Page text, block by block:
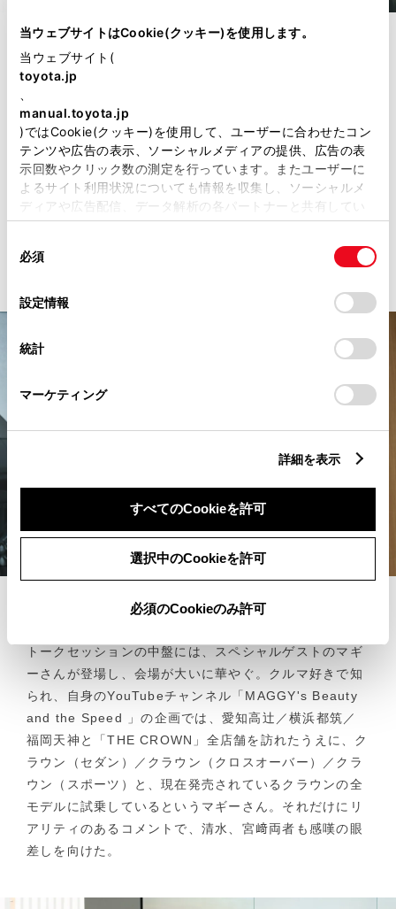
当ウェブサイトはCookie(クッキー)を使用します。
当ウェブサイト(
toyota.jp
manual.toyota.jp
)ではCookie(クッキー)を使用して、ユーザーに合わせたコン
テンツや広告の表示、ソーシャルメディアの提供、広告の表
示回数やクリック数の測定を行っています。またユーザーに
よるサイト利用状況についても情報を収集し、ソーシャルメ
ディアや広告配信、データ解析の各パートナーと共有してい
ます。各パートナーは、ここで収集された情報とユーザーが
各パートナーに提供した他の情報、ユーザーが各パートナー
のサービスを使用したときに収集した他の情報を組み合わせ
るとCookie(クッキー)に同意したこととなります。
「すべてのCookieを許可」をクリックすることで、お客様の
デバイスにすべてのCookie(クッキー)が保存されることに同
設定の変更、同意を撤回したりするにあたっては、当社の「
」をご覧ください。
択
必須
設定情報
統計
マーケティング
詳細を表示
すべてのCookieを許可
選択中のCookieを許可
必須のCookieのみ許可
クラウン チーフデザイナー 宮﨑満則
「新しい可能性に挑戦し続けるクラウン」と題するトー
クセッションには、クラウン チーフデザイナーの宮﨑満
則も参加した。
「他のTHE CROWNでも、お客様や開発の方々と交流で
きるイベントに参加させていただきました。印象深いの
は、若いお客様が増えていること」と、クラウンの変化
や進化に共感してくれるお客様が増えていることをあら
ためて感じたと語る。
トークセッションの中盤には、スペシャルゲストのマギ
ーさんが登場し、会場が大いに華やぐ。クルマ好きで知
られ、自身のYouTubeチャンネル「MAGGY's Beauty
and the Speed 」の企画では、愛知高辻／横浜都筑／
福岡天神と「THE CROWN」全店舗を訪れたうえに、ク
ラウン（セダン）／クラウン（クロスオーバー）／クラ
ウン（スポーツ）と、現在発売されているクラウンの全
モデルに試乗しているというマギーさん。それだけにリ
アリティのあるコメントで、清水、宮﨑両者も感嘆の眼
差しを向けた。